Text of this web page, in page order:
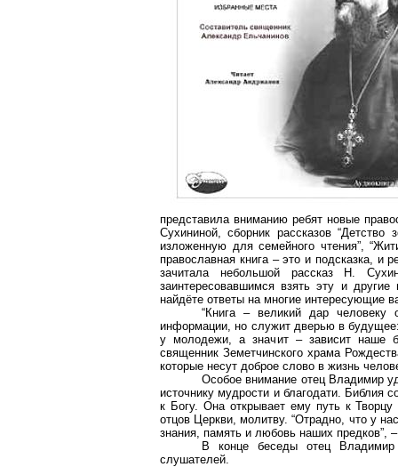
представила вниманию ребят новые
Сухининой, сборник рассказов “Детство
изложенную для семейного чтения”,
православная книга – это и подсказка, и
зачитала небольшой рассказ Н.
заинтересовавшимся взять эту и
найдёте ответы на многие интересующие
“Книга – великий дар
информации, но служит дверью в будущее:
у молодежи, а значит – зависит наше
священник Земетчинского храма
которые несут доброе слово в жизнь
Особое внимание отец Владимир
источнику мудрости и благодати. Библия
к Богу. Она открывает ему путь к Творцу
отцов Церкви, молитву. “Отрадно, что у
знания, память и любовь наших предков”,
В конце беседы отец Владимир
слушателей.